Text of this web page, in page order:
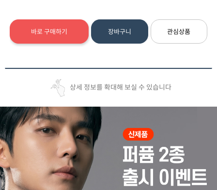
바로 구매하기 장바구니 관심상품
상세 정보를 확대해 보실 수 있습니다